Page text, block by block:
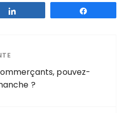
pouvez-
?